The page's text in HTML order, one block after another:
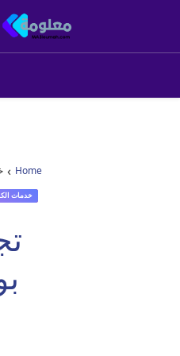
Main Navigation
Home
›
خدمات